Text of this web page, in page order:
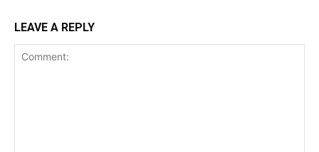
LEAVE A REPLY